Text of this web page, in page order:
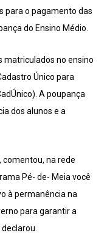
para o pagamento das
do Ensino Médio.
matriculados no ensino
Único para
A poupança
dos alunos e a
comentou, na rede
Pé- de- Meia você
à permanência na
para garantir a